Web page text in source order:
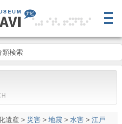
類検索
遺産> 災害> 地震> 水害> 江戸